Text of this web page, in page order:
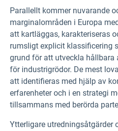
Parallellt kommer nuvarande
marginalområden i Europa
att kartläggas, karakteriseras
rumsligt explicit klassificering
grund för att utveckla
för industrigrödor. De mest
att identifieras med hjälp av
erfarenheter och i en strategi
tillsammans med berörda
Ytterligare utredningsåtgärder